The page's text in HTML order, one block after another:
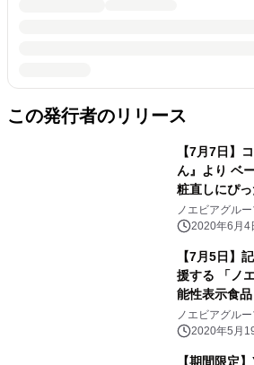
この発行者のリリース
【7月7日】
ん』より ベ
粧直しにぴ
サイズを限定
ノエビアグル
2020年6月4
【7月5日】
援する 「ノ
能性表示食
ノエビアグル
2020年5月
【期間限定